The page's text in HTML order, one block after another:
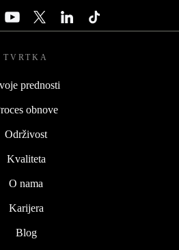
TVRTKA
prednosti
obnove
Održivost
Kvaliteta
O nama
Karijera
Blog